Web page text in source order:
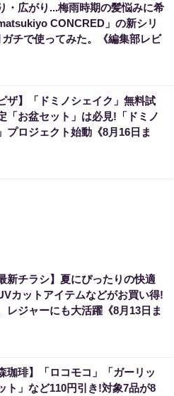
・広がり...梅雨時期の髪悩みに希
CONCRED」の新シリ
チで使ってみた。《編集部レビ
ザ】「ドミノシェイク」無料試
「お盆セット」は必見!「ドミノ
プロジェクト始動《8月16日ま
新チラシ】夏にぴったりの快適
カットアイテムなどがお買い得!
レジャーにも大活躍《8月13日ま
珈琲】「ロコモコ」「ガーリッ
ト」など110円引き!対象7品が8